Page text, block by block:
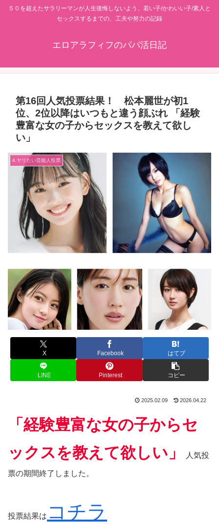
５０を超えたサラリーマンが人生後悔しないよう、若い子/かわいい子/素人と
セックスするまでの、工夫や努力の記録
エロアラフィフのパパ活日記
第16回人気投票結果！ 松本麗世が初1
位、2位以降はいつもと違う顔ぶれ 「経験
豊富な女の子からセックスを教えて欲し
い」
4.ヤリたい芸能人投票
X Facebook はてブ
LINE Pinterest コピー
2025.02.09 2026.04.22
「経験豊富な女の子からセ
ックスを教えて欲しい」
人気投
票の期間終了しました。
投票結果は コチラ